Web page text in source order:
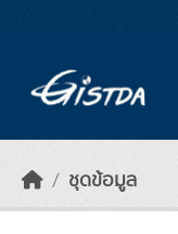
ชุดข้อมูล